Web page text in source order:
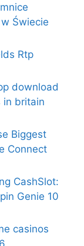
Świecie
Rtp
download
in britain
Biggest
Connect
CashSlot:
Genie 10
casinos